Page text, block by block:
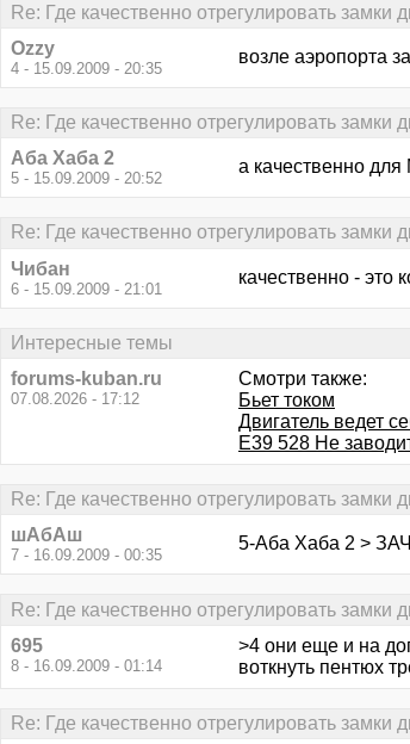
Re: Где качественно отрегулировать замки
Ozzy
4 - 15.09.2009 - 20:35
возле аэропорта
Re: Где качественно отрегулировать замки
Аба Хаба 2
5 - 15.09.2009 - 20:52
а качественно для
Re: Где качественно отрегулировать замки
Чибан
6 - 15.09.2009 - 21:01
качественно - это
Интересные темы
forums-kuban.ru
07.08.2026 - 17:12
Смотри также:
Бьет током
Двигатель ведет
E39 528 Не
Re: Где качественно отрегулировать замки
шАбАш
7 - 16.09.2009 - 00:35
5-Аба Хаба 2 >
Re: Где качественно отрегулировать замки
695
8 - 16.09.2009 - 01:14
>4 они еще и на
воткнуть пентюх
Re: Где качественно отрегулировать замки